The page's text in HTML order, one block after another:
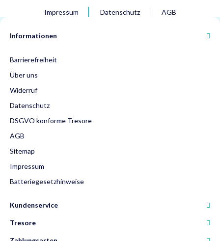
Impressum Datenschutz AGB
Informationen
Barrierefreiheit
Über uns
Widerruf
Datenschutz
DSGVO konforme Tresore
AGB
Sitemap
Impressum
Batteriegesetzhinweise
Kundenservice
Tresore